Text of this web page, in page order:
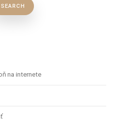
SEARCH
na internete